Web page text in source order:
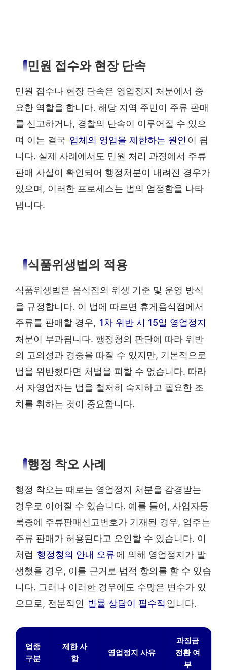
민원 접수와 현장 단속
민원 접수나 현장 단속은 영업정지 처분에서 중
요한 역할을 합니다. 해당 지역 주민이 주류 판매
를 신고하거나, 경찰의 단속이 이루어질 수 있으
며 이는 결국 업체의 영업을 제한하는 원인 이 됩
니다. 실제 사례에서도 민원 처리 과정에서 주류
판매 사실이 확인되어 행정처분이 내려진 경우가
있으며, 이러한 프로세스는 법의 엄정함을 나타
냅니다.
식품위생법의 적용
식품위생법은 음식점의 위생 기준 및 운영 방식
을 규정합니다. 이 법에 따르면 휴게음식점에서
주류를 판매할 경우, 1차 위반 시 15일 영업정지
처분이 부과됩니다. 행정청의 판단에 따라 위반
의 고의성과 경중을 따질 수 있지만, 기본적으로
법을 위반했다면 처벌을 피할 수 없습니다. 따라
서 자영업자는 법을 철저히 숙지하고 필요한 조
치를 취하는 것이 중요합니다.
행정 착오 사례
행정 착오는 때로는 영업정지 처분을 감경받는
경우로 이어질 수 있습니다. 예를 들어, 사업자등
록증에 주류판매신고번호가 기재된 경우, 업주는
주류 판매가 허용된다고 오인할 수 있습니다. 이
처럼 행정청의 안내 오류에 의해 영업정지가 발
생했을 경우, 이를 근거로 법적 항의를 할 수 있습
니다. 그러나 이러한 경우에도 수많은 변수가 있
으므로, 전문적인 법률 상담이 필수적 입니다.
업종
구분
제한 사
항
영업정지 사유
과징금
전환 여
부